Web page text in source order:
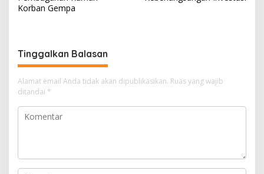
i
a
s
i
p
o
Korban Gempa
Tinggalkan Balasan
Alamat email Anda tidak akan dipublikasikan. Ruas yang wajib
ditandai *